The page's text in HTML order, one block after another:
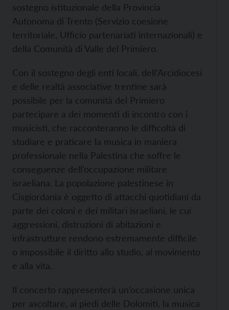
sostegno istituzionale della Provincia
Autonoma di Trento (Servizio coesione
territoriale, Ufficio partenariati internazionali) e
della Comunità di Valle del Primiero.
Con il sostegno degli enti locali, dell’Arcidiocesi
e delle realtà associative trentine sarà
possibile per la comunità del Primiero
partecipare a dei momenti di incontro con i
musicisti, che racconteranno le difficoltà di
studiare e praticare la musica in maniera
professionale nella Palestina che soffre le
conseguenze dell’occupazione militare
israeliana. La popolazione palestinese in
Cisgiordania è oggetto di attacchi quotidiani da
parte dei coloni e dei militari israeliani, le cui
aggressioni, distruzioni di abitazioni e
infrastrutture rendono estremamente difficile
o impossibile il diritto allo studio, al movimento
e alla vita.
Il concerto rappresenterà un’occasione unica
per ascoltare, ai piedi delle Dolomiti, la musica